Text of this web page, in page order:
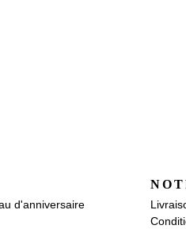
d'anniversaire